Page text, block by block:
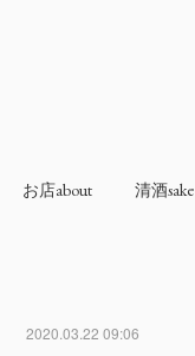
お店about 清酒sake
2020.03.22 09:06